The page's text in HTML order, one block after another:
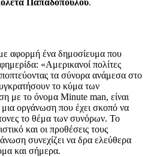
Παπαδοπούλου.
αφορμή ένα δημοσίευμα που
«Αμερικανοί πολίτες
τα σύνορα ανάμεσα στο
το κύμα των
με το όνομα Minute man, είναι
οργάνωση που έχει σκοπό να
το θέμα των συνόρων. Το
και οι προθέσεις τους
συνεχίζει να δρα ελεύθερα
και σήμερα.